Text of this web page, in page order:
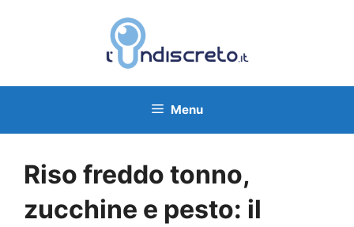
Menu
Riso freddo tonno,
zucchine e pesto: il